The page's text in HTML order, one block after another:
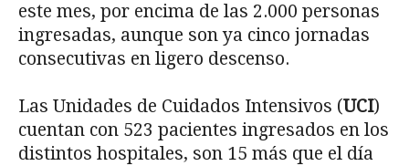
este mes, por encima de las 2.000 personas
ingresadas, aunque son ya cinco jornadas
consecutivas en ligero descenso.
Las Unidades de Cuidados Intensivos (UCI)
cuentan con 523 pacientes ingresados en los
distintos hospitales, son 15 más que el día